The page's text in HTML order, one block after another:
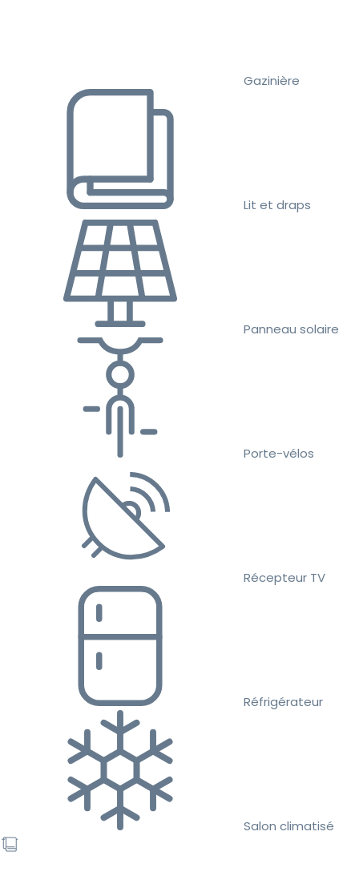
Gazinière
Lit et draps
Panneau solaire
Porte-vélos
Récepteur TV
Réfrigérateur
Salon climatisé